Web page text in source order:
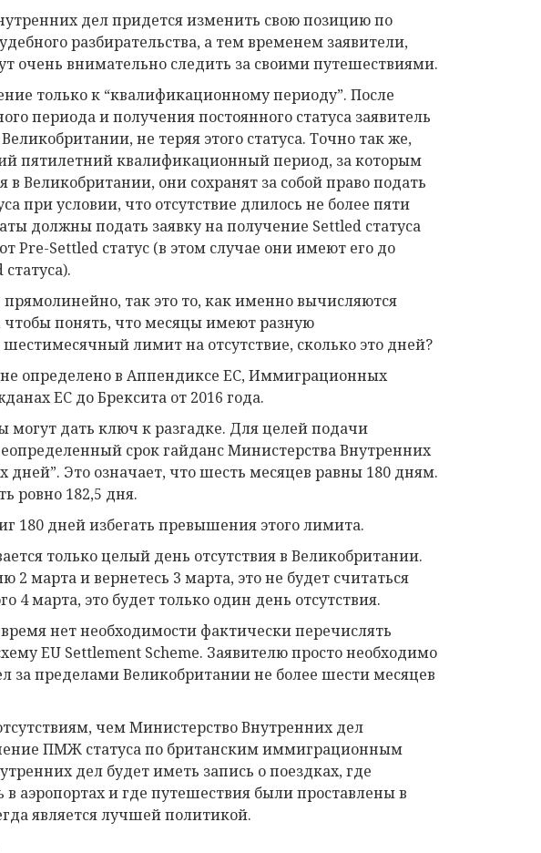
дел придется изменить свою позицию по
разбирательства, а тем временем заявители,
очень внимательно следить за своими путешествиями.
только к “квалификационному периоду”. После
периода и получения постоянного статуса заявитель
не теряя этого статуса. Точно так же,
пятилетний квалификационный период, за которым
Великобритании, они сохранят за собой право подать
при условии, что отсутствие длилось не более пяти
должны подать заявку на получение Settled статуса
Pre-Settled статус (в этом случае они имеют его до
так это то, как именно вычисляются
понять, что месяцы имеют разную
лимит на отсутствие, сколько это дней?
не определено в Аппендиксе ЕС, Иммиграционных
ЕС до Брексита от 2016 года.
дать ключ к разгадке. Для целей подачи
срок гайданс Министерства Внутренних
дней”. Это означает, что шесть месяцев равны 180 дням.
ровно 182,5 дня.
180 дней избегать превышения этого лимита.
только целый день отсутствия в Великобритании.
марта и вернетесь 3 марта, это не будет считаться
4 марта, это будет только один день отсутствия.
нет необходимости фактически перечислять
EU Settlement Scheme. Заявителю просто необходимо
за пределами Великобритании не более шести месяцев
чем Министерство Внутренних дел
ПМЖ статуса по британским иммиграционным
дел будет иметь запись о поездках, где
в аэропортах и где путешествия были проставлены в
является лучшей политикой.